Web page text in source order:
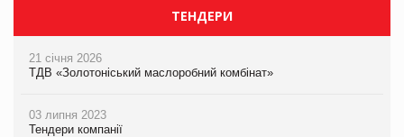
ТЕНДЕРИ
21 січня 2026
ТДВ «Золотоніський маслоробний комбінат»
03 липня 2023
Тендери компанії